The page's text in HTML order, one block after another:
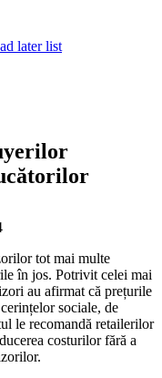
later list
tot mai multe
în jos. Potrivit celei mai
au afirmat că prețurile
sociale, de
le recomandă retailerilor
costurilor fără a